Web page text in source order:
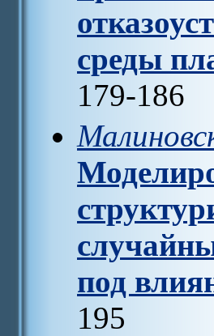
среды
179-186
под
195